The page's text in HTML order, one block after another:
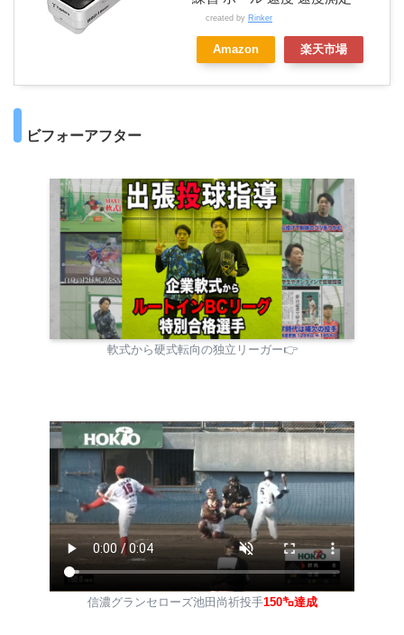
く変わる
「今を変えたい」気持ちが強い選手
created by Rinker
Amazon 楽天市場
ビフォーアフター
軟式から硬式転向の独立リーガー👉
信濃グランセローズ池田尚祈投手150㌔達成